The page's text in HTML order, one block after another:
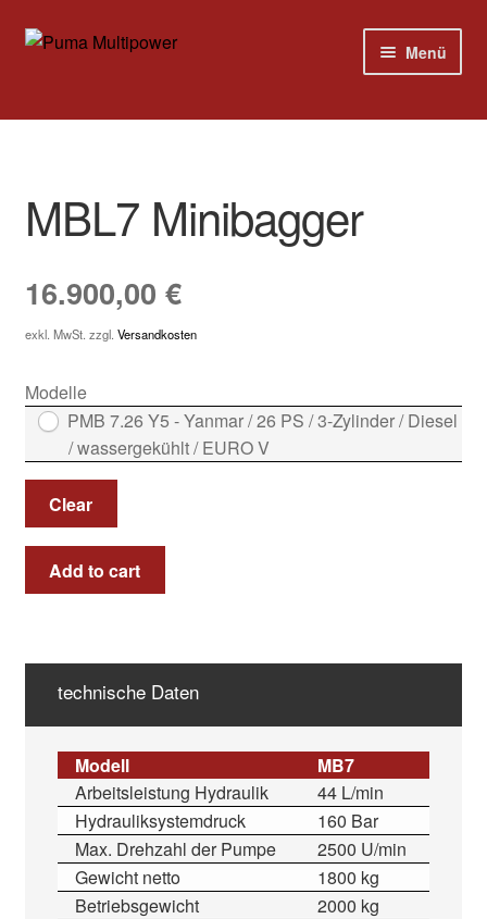
Zur
Zum
Menü
Home
Versandkosten
Kontakt
MBL7 Minibagger
16.900,00 €
exkl. MwSt. zzgl. Versandkosten
Modelle
PMB 7.26 Y5 - Yanmar / 26 PS / 3-Zylinder / Diesel
/ wassergekühlt / EURO V
Clear
Add to cart
technische Daten
Modell
MB7
Arbeitsleistung Hydraulik
44 L/min
Hydrauliksystemdruck
160 Bar
Max. Drehzahl der Pumpe
2500 U/min
Gewicht netto
1800 kg
Betriebsgewicht
2000 kg